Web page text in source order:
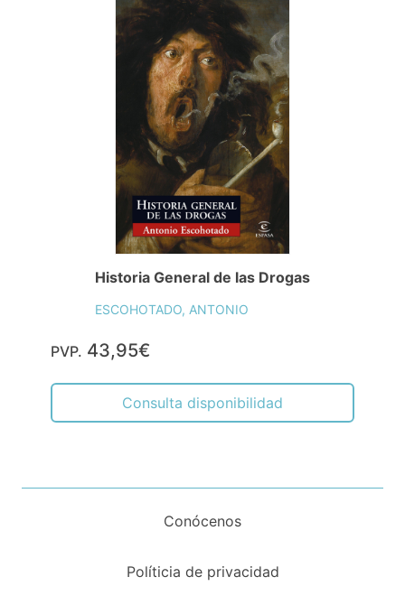
Historia General de las Drogas
ESCOHOTADO, ANTONIO
PVP. 43,95€
Consulta disponibilidad
Conócenos
Políticia de privacidad